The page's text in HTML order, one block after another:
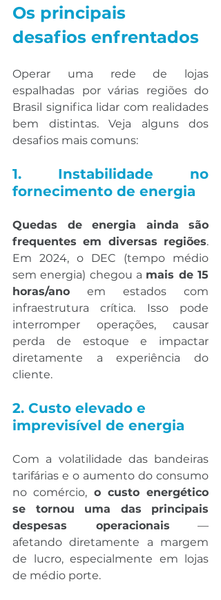
Os principais
desafios enfrentados
Operar uma rede de lojas
espalhadas por várias regiões do
Brasil significa lidar com realidades
bem distintas. Veja alguns dos
desafios mais comuns:
1. Instabilidade no
fornecimento de energia
Quedas de energia ainda são
frequentes em diversas regiões.
Em 2024, o DEC (tempo médio
sem energia) chegou a mais de 15
horas/ano em estados com
infraestrutura crítica. Isso pode
interromper operações, causar
perda de estoque e impactar
diretamente a experiência do
cliente.
2. Custo elevado e
imprevisível de energia
Com a volatilidade das bandeiras
tarifárias e o aumento do consumo
no comércio, o custo energético
se tornou uma das principais
despesas operacionais —
afetando diretamente a margem
de lucro, especialmente em lojas
de médio porte.